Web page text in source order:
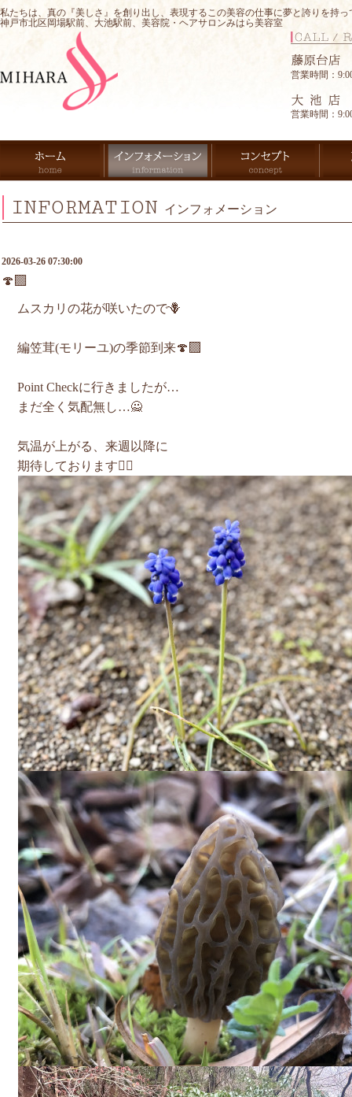
私たちは、真の『美しさ』を創り出し、表現するこの美容の仕事に夢と誇りを持
神戸市北区岡場駅前、大池駅前、美容院・ヘアサロンみはら美容室
営業時間：
営業時間：
INFORMATION インフォメーション
2026-03-26 07:30:00
🍄‍🟫
ムスカリの花が咲いたので🪻
編笠茸(モリーユ)の季節到来🍄‍🟫
Point Checkに行きましたが…
まだ全く気配無し…🙅
気温が上がる、来週以降に
期待しております🙇‍♂️